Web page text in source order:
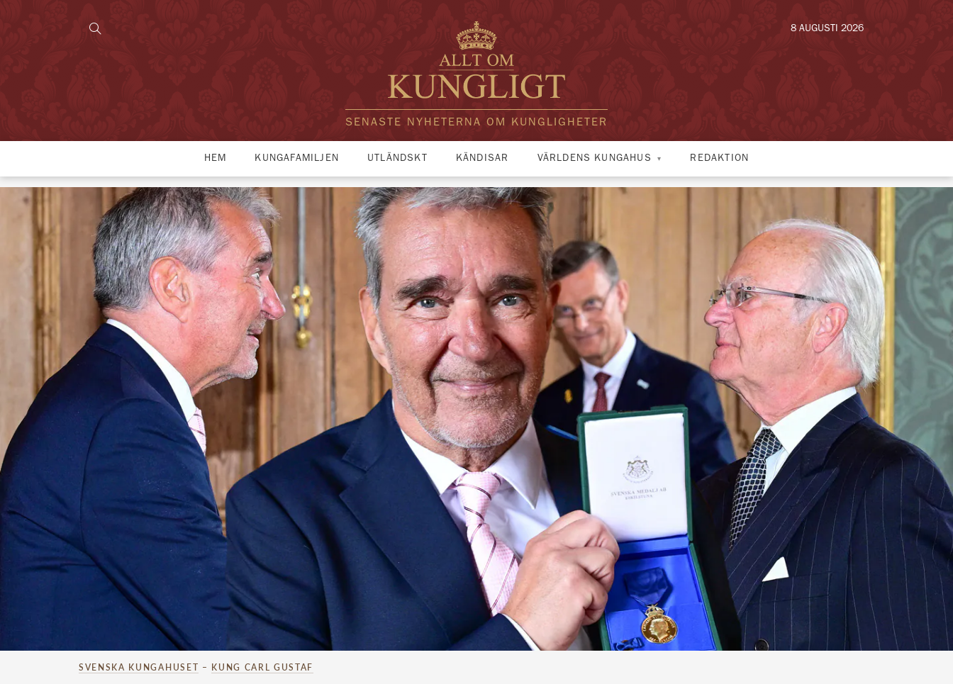
SENASTE NYHETERNA OM KUNGLIGHETER
8 AUGUSTI 2026
HEM KUNGAFAMILJEN UTLÄNDSKT KÄNDISAR VÄRLDENS KUNGAHUS REDAKTION
SVENSKA KUNGAHUSET – KUNG CARL GUSTAF